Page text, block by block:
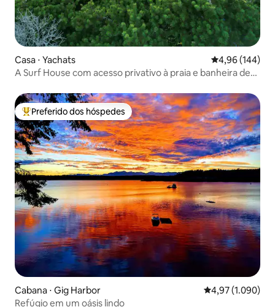
Casa ⋅ Yachats 4,96 de uma
4,96 (144)
A Surf House com acesso privativo à praia e banheira de
Entre os melhores preferidos dos hóspedes
Preferido dos hóspedes
Cabana ⋅ Gig Harbor 4,97 de uma
4,97 (1.090)
Refúgio em um oásis lindo